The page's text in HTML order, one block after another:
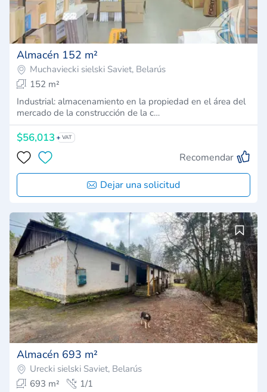
Almacén 152 m²
Muchaviecki sielski Saviet, Belarús
152 m²
Industrial: almacenamiento en la propiedad en el área del
mercado de la construcción de la c…
$56,013 VAT
Recomendar
Dejar una solicitud
Almacén 693 m²
Urecki sielski Saviet, Belarús
693 m²
1/1